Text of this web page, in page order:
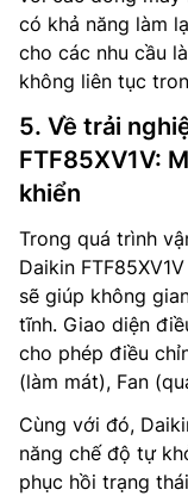
có khả năng làm
cho các nhu cầu
không liên tục
5. Về trải
FTF85XV1V:
khiển
Trong quá trình
Daikin
sẽ giúp không
tĩnh. Giao diện
cho phép điều
(làm mát), Fan
Cùng với đó,
năng chế độ tự
phục hồi trạng